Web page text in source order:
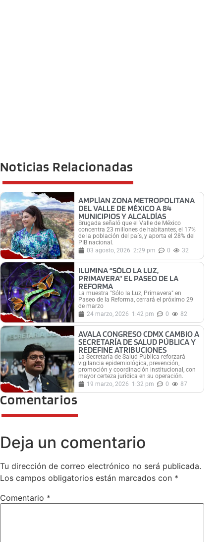
Noticias Relacionadas
AMPLÍAN ZONA METROPOLITANA
DEL VALLE DE MÉXICO A 84
MUNICIPIOS Y ALCALDÍAS
Brugada señaló que el Valle de México
concentra 23 millones de habitantes, el 17%
de la población del país, y aporta el 28% del
PIB nacional.
03 agosto, 2026 2:29 pm 0 32
ILUMINA “SÓLO LA LUZ,
PRIMAVERA” EL PASEO DE LA
REFORMA
La muestra "Sólo la Luz, Primavera" en
Paseo de la Reforma, cerrará el próximo 29
de marzo
24 marzo, 2026 1:42 pm 0 82
AVALA CONGRESO CDMX CAMBIO A
SECRETARÍA DE SALUD PÚBLICA Y
REDEFINE ATRIBUCIONES
La Secretaría de Salud Pública reforzará
vigilancia epidemiológica, prevención,
promoción y coordinación institucional, con
mayor certeza jurídica en su operación.
19 marzo, 2026 1:32 pm 0 87
Comentarios
Deja un comentario
Tu dirección de correo electrónico no será publicada.
Los campos obligatorios están marcados con *
Comentario *